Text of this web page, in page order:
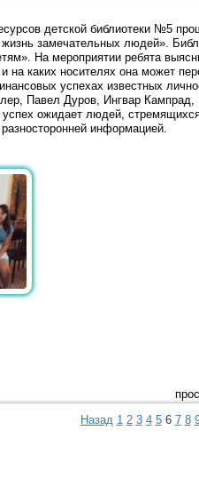
детской библиотеки №5
замечательных людей».
На мероприятии ребята
каких носителях она может
успехах известных
Павел Дуров, Ингвар
ожидает людей,
информацией.
Назад 1 2 3 4 5 6 7 8